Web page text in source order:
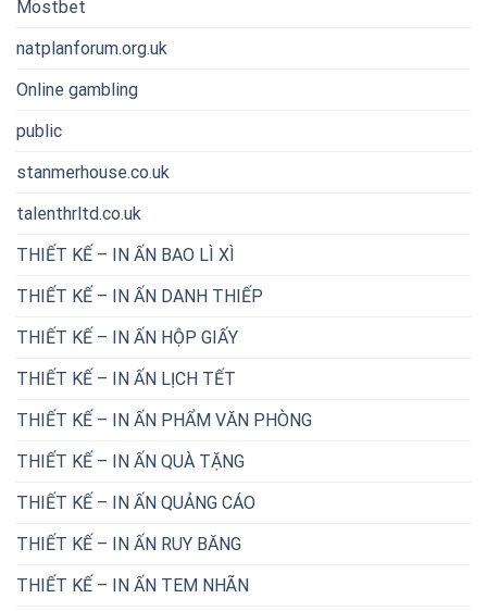
Mostbet
natplanforum.org.uk
Online gambling
public
stanmerhouse.co.uk
talenthrltd.co.uk
THIẾT KẾ – IN ẤN BAO LÌ XÌ
THIẾT KẾ – IN ẤN DANH THIẾP
THIẾT KẾ – IN ẤN HỘP GIẤY
THIẾT KẾ – IN ẤN LỊCH TẾT
THIẾT KẾ – IN ẤN PHẨM VĂN PHÒNG
THIẾT KẾ – IN ẤN QUÀ TẶNG
THIẾT KẾ – IN ẤN QUẢNG CÁO
THIẾT KẾ – IN ẤN RUY BĂNG
THIẾT KẾ – IN ẤN TEM NHÃN